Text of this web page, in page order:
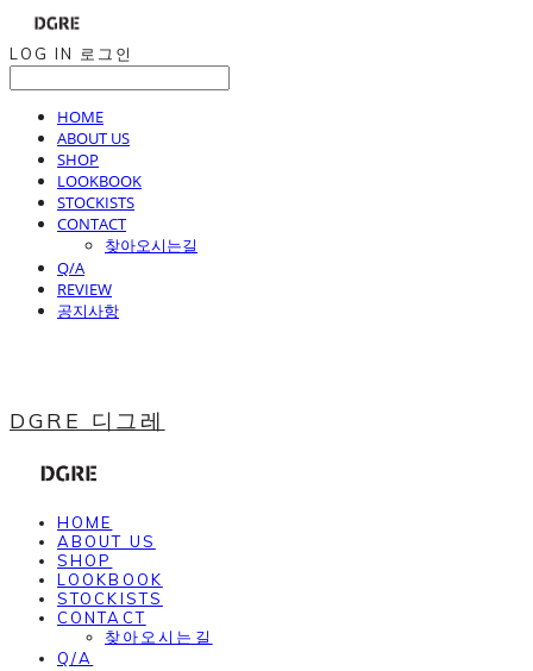
LOG IN 로그인
HOME
ABOUT US
SHOP
LOOKBOOK
STOCKISTS
CONTACT
찾아오시는길
Q/A
REVIEW
공지사항
DGRE 디그레
HOME
ABOUT US
SHOP
LOOKBOOK
STOCKISTS
CONTACT
찾아오시는길
Q/A